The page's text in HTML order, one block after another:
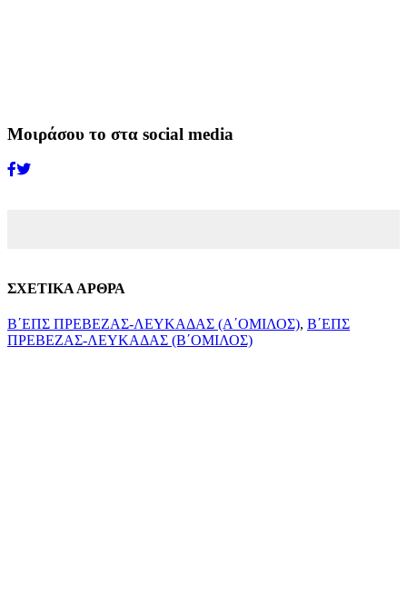
Μοιράσου το στα social media
ΣΧΕΤΙΚΑ ΑΡΘΡΑ
Β΄ΕΠΣ ΠΡΕΒΕΖΑΣ-ΛΕΥΚΑΔΑΣ (Α΄ΟΜΙΛΟΣ), Β΄ΕΠΣ
ΠΡΕΒΕΖΑΣ-ΛΕΥΚΑΔΑΣ (Β΄ΟΜΙΛΟΣ)